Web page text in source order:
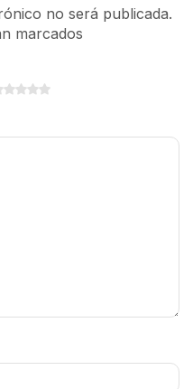
no será publicada.
marcados